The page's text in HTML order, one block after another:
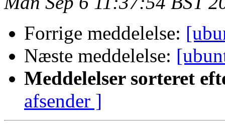
Forrige meddelelse:
Næste meddelelse:
Meddelelser sorteret
afsender ]